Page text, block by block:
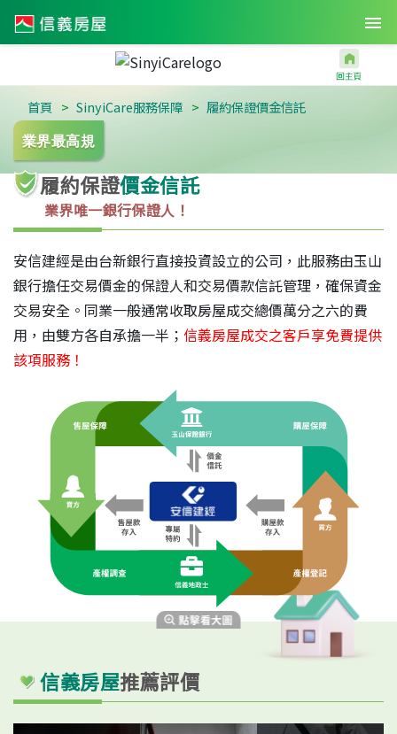
首頁 SinyiCare服務保障 履約保證價金信託
業界最高規
履約保證價金信託
業界唯一銀行保證人！
安信建經是由台新銀行直接投資設立的公司，此服務由玉山
銀行擔任交易價金的保證人和交易價款信託管理，確保資金
交易安全。同業一般通常收取房屋成交總價萬分之六的費
用，由雙方各自承擔一半； 信義房屋成交之客戶享免費提供
該項服務！
信義房屋推薦評價